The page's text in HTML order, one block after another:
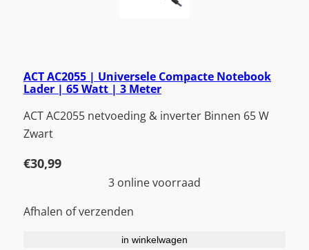
ACT AC2055 | Universele Compacte Notebook
Lader | 65 Watt | 3 Meter
ACT AC2055 netvoeding & inverter Binnen 65 W
Zwart
€30,99
3 online voorraad
Afhalen of verzenden
in winkelwagen